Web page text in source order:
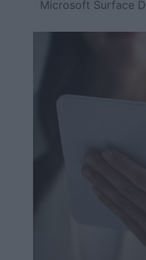
Microsoft Surface